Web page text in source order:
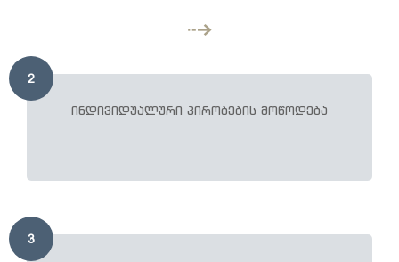
2
ინდივიდუალური პირობების მოწოდება
3